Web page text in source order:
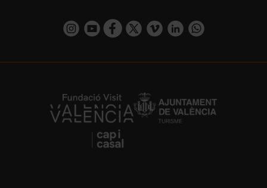
https://www.instagram.com/visit_valencia/
https://www.youtube.com/user/
https://www.facebook.com/
https://twitter.com/
https://vimeo.com/
https://www.linkedin.com/company/turismo-valencia/https://api.whatsapp.com/send/
https://fundacion.visitvalencia.com/